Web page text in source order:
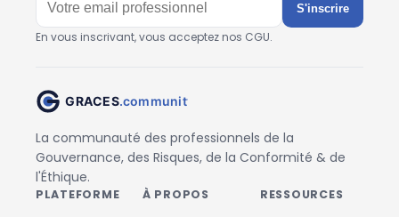
S'inscrire
En vous inscrivant, vous acceptez nos CGU.
La communauté des professionnels de la
Gouvernance, des Risques, de la Conformité & de
l'Éthique.
PLATEFORME À PROPOS RESSOURCES